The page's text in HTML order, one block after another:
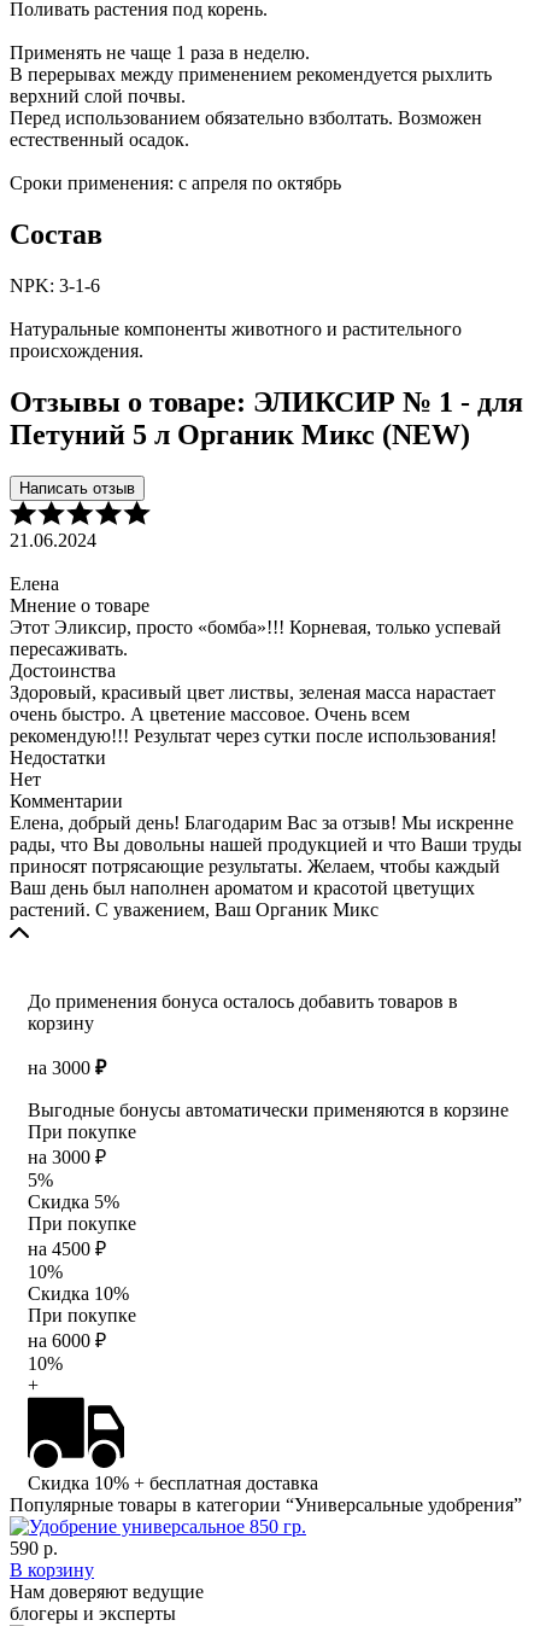
Поливать растения под корень.
Применять не чаще 1 раза в неделю.
В перерывах между применением рекомендуется рыхлить
верхний слой почвы.
Перед использованием обязательно взболтать. Возможен
естественный осадок.
Сроки применения: с апреля по октябрь
Состав
NPK: 3-1-6
Натуральные компоненты животного и растительного
происхождения.
Отзывы о товаре: ЭЛИКСИР № 1 - для
Петуний 5 л Органик Микс (NEW)
Написать отзыв
21.06.2024
Елена
Мнение о товаре
Этот Эликсир, просто «бомба»!!! Корневая, только успевай
пересаживать.
Достоинства
Здоровый, красивый цвет листвы, зеленая масса нарастает
очень быстро. А цветение массовое. Очень всем
рекомендую!!! Результат через сутки после использования!
Недостатки
Нет
Комментарии
Елена, добрый день! Благодарим Вас за отзыв! Мы искренне
рады, что Вы довольны нашей продукцией и что Ваши труды
приносят потрясающие результаты. Желаем, чтобы каждый
Ваш день был наполнен ароматом и красотой цветущих
растений. С уважением, Ваш Органик Микс
До применения бонуса осталось добавить товаров в
корзину
на 3000 ₽
Выгодные бонусы автоматически применяются в корзине
При покупке
на 3000 ₽
5%
Скидка 5%
При покупке
на 4500 ₽
10%
Скидка 10%
При покупке
на 6000 ₽
10%
+
Скидка 10% + бесплатная доставка
Популярные товары в категории “Универсальные удобрения”
590 р.
В корзину
Нам доверяют ведущие
блогеры и эксперты